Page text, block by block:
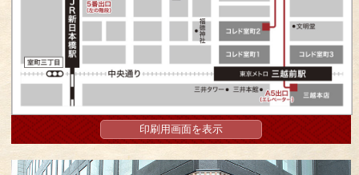
印刷用画面を表示